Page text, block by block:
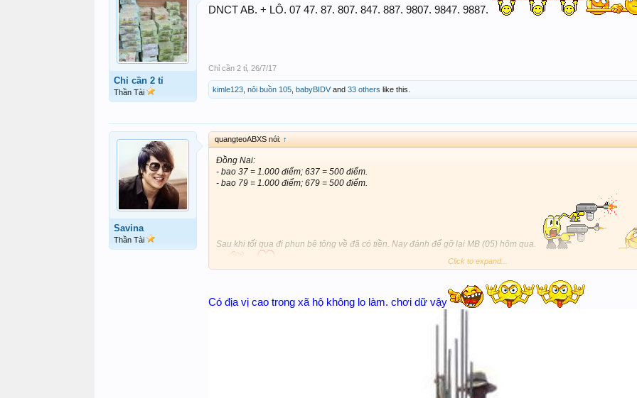
Chỉ cần 2 tỉ
Thần Tài
DNCT AB. + LÔ. 07 47. 87. 807. 847. 887. 9807. 9847. 9887.
Chỉ cần 2 tỉ, 26/7/17
kimle123 nôi buồn 105 babyBIDV and 33 others like this.
Savina
Thần Tài
quangteoABXS nói: ↑
Đồng Nai:
- bao 37 = 1.000 điểm; 637 = 500 điểm.
- bao 79 = 1.000 điểm; 679 = 500 điểm.
Sau khi tối qua đi phun bê tông về đã có tiền. Nay đánh để gỡ lại MB (05) hôm qua.
Click to expand...
Có địa vị cao trong xã hộ không lo làm. chơi dữ vậy